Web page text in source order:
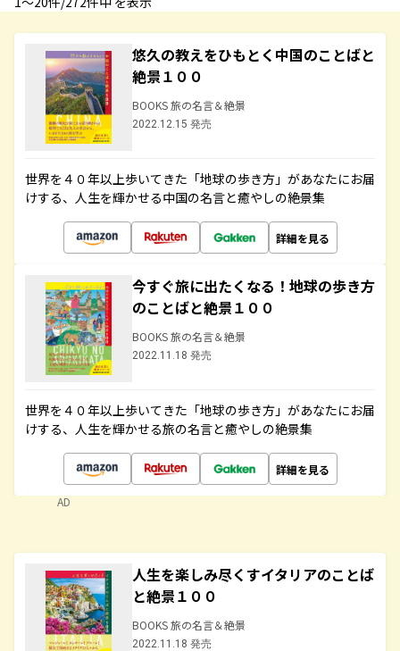
悠久の教えをひもとく中国のことばと
絶景１００
BOOKS 旅の名言＆絶景
2022.12.15 発売
世界を４０年以上歩いてきた「地球の歩き方」があなたにお届
けする、人生を輝かせる中国の名言と癒やしの絶景集
詳細を見る
今すぐ旅に出たくなる！地球の歩き方
のことばと絶景１００
BOOKS 旅の名言＆絶景
2022.11.18 発売
世界を４０年以上歩いてきた「地球の歩き方」があなたにお届
けする、人生を輝かせる旅の名言と癒やしの絶景集
詳細を見る
AD
人生を楽しみ尽くすイタリアのことば
と絶景１００
BOOKS 旅の名言＆絶景
2022.11.18 発売